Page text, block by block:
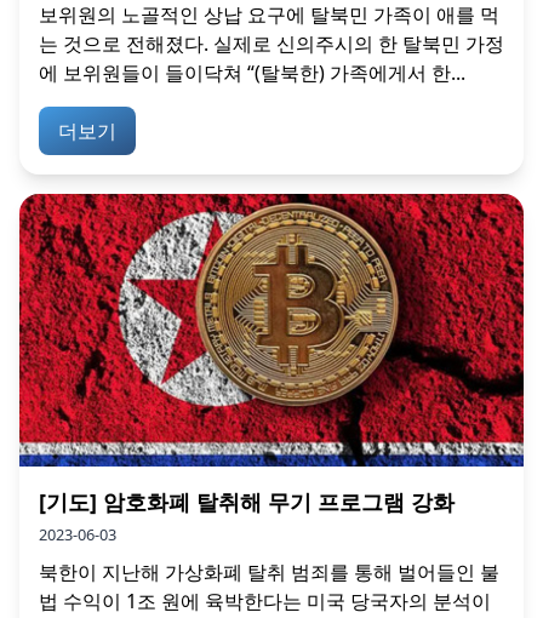
보위원의 노골적인 상납 요구에 탈북민 가족이 애를 먹
는 것으로 전해졌다. 실제로 신의주시의 한 탈북민 가정
에 보위원들이 들이닥쳐 “(탈북한) 가족에게서 한...
더보기
[기도] 암호화폐 탈취해 무기 프로그램 강화
2023-06-03
북한이 지난해 가상화폐 탈취 범죄를 통해 벌어들인 불
법 수익이 1조 원에 육박한다는 미국 당국자의 분석이